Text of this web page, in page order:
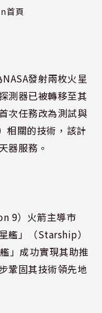
首頁
發射兩枚火星
測器已被轉移至其
次任務改為測試與
相關的技術，該計
器服務。
9）火箭主導市
艦」（Starship）
」成功實現其助推
鞏固其技術領先地